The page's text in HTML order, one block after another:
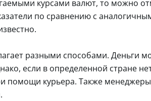
курсами валют, то можно
по сравнению с
разными способами. Деньги
если в определенной стране
помощи курьера. Также